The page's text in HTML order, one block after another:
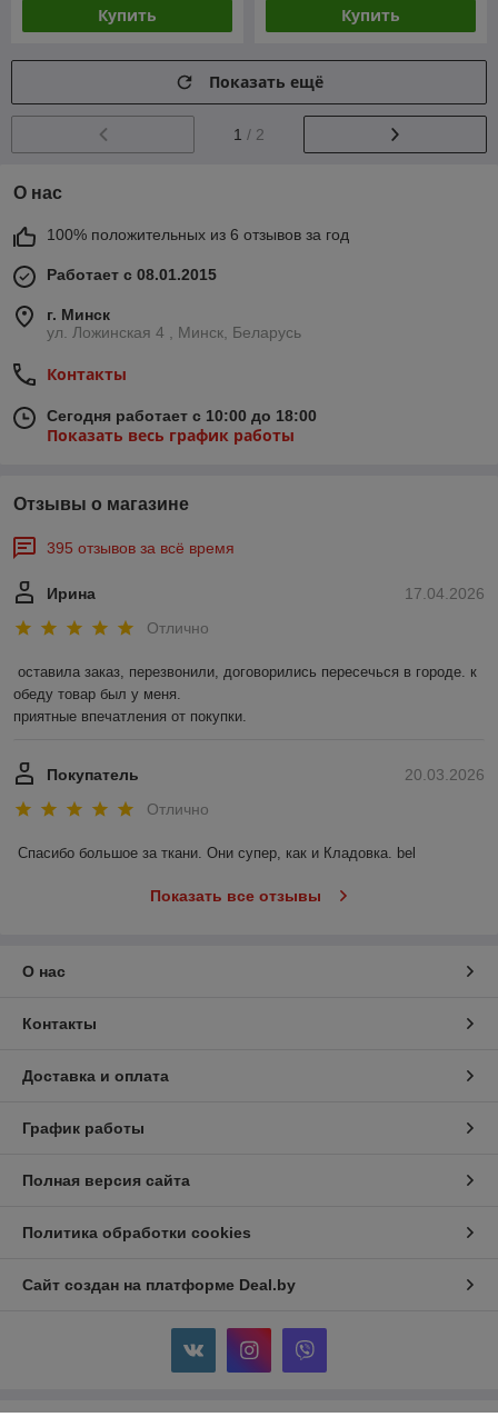
Купить Купить
Показать ещё
1 / 2
О нас
100% положительных из 6 отзывов за год
Работает с 08.01.2015
г. Минск
ул. Ложинская 4 , Минск, Беларусь
Контакты
Сегодня работает с 10:00 до 18:00
Показать весь график работы
Отзывы о магазине
395 отзывов за всё время
17.04.2026
Ирина
Отлично
оставила заказ, перезвонили, договорились пересечься в городе. к
обеду товар был у меня.
приятные впечатления от покупки.
20.03.2026
Покупатель
Отлично
Спасибо большое за ткани. Они супер, как и Кладовка. bel
Показать все отзывы
О нас
Контакты
Доставка и оплата
График работы
Полная версия сайта
Политика обработки cookies
Сайт создан на платформе Deal.by